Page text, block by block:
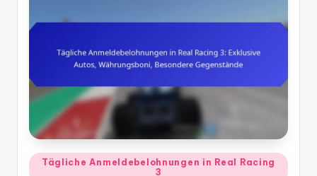
Posted
Tägliche Anmeldebelohnungen in Real Racing
3